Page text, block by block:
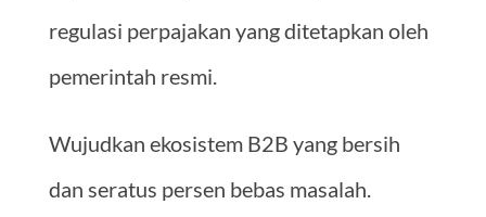
regulasi perpajakan yang ditetapkan oleh
pemerintah resmi.
Wujudkan ekosistem B2B yang bersih
dan seratus persen bebas masalah.